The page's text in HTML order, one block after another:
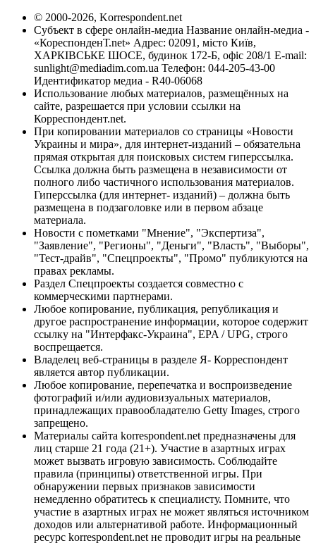
© 2000-2026, Korrespondent.net
Субъект в сфере онлайн-медиа Название онлайн-медиа -
«КореспонденТ.net» Адрес: 02091, місто Київ,
ХАРКІВСЬКЕ ШОСЕ, будинок 172-Б, офіс 208/1 E-mail:
sunlight@mediadim.com.ua Телефон: 044-205-43-00
Идентификатор медиа - R40-06068
Использование любых материалов, размещённых на
сайте, разрешается при условии ссылки на
Корреспондент.net.
При копировании материалов со страницы «Новости
Украины и мира», для интернет-изданий – обязательна
прямая открытая для поисковых систем гиперссылка.
Ссылка должна быть размещена в независимости от
полного либо частичного использования материалов.
Гиперссылка (для интернет- изданий) – должна быть
размещена в подзаголовке или в первом абзаце
материала.
Новости с пометками "Мнение", "Экспертиза",
"Заявление", "Регионы", "Деньги", "Власть", "Выборы",
"Тест-драйв", "Спецпроекты", "Промо" публикуются на
правах рекламы.
Раздел Спецпроекты создается совместно с
коммерческими партнерами.
Любое копирование, публикация, републикация и
другое распространение информации, которое содержит
ссылку на "Интерфакс-Украина", EPA / UPG, строго
воспрещается.
Владелец веб-страницы в разделе Я- Корреспондент
является автор публикации.
Любое копирование, перепечатка и воспроизведение
фотографий и/или аудиовизуальных материалов,
принадлежащих правообладателю Getty Images, строго
запрещено.
Материалы сайта korrespondent.net предназначены для
лиц старше 21 года (21+). Участие в азартных играх
может вызвать игровую зависимость. Соблюдайте
правила (принципы) ответственной игры. При
обнаружении первых признаков зависимости
немедленно обратитесь к специалисту. Помните, что
участие в азартных играх не может являться источником
доходов или альтернативой работе. Информационный
ресурс korrespondent.net не проводит игры на реальные